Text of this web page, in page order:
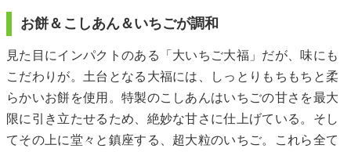
お餅＆こしあん＆いちごが調和
見た目にインパクトのある「大いちご大福」だが、味にも
こだわりが。土台となる大福には、しっとりもちもちと柔
らかいお餅を使用。特製のこしあんはいちごの甘さを最大
限に引き立たせるため、絶妙な甘さに仕上げている。そし
てその上に堂々と鎮座する、超大粒のいちご。これら全て